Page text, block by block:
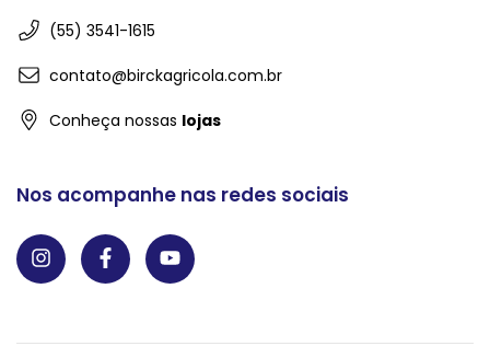
(55) 3541-1615
contato@birckagricola.com.br
Conheça nossas lojas
Nos acompanhe nas redes sociais